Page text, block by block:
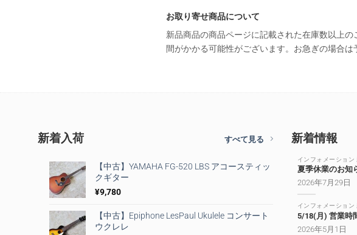
お取り寄せ商品について
新品商品の商品ページに記載された在庫数以上
間がかかる可能性がございます。お急ぎの場合は
新着入荷 すべて見る
【中古】YAMAHA FG-520 LBS アコースティッ
クギター
¥9,780
【中古】Epiphone LesPaul Ukulele コンサート
ウクレレ
新着情報
インフォメーション
夏季休業のお知
2026年7月29日
インフォメーション
5/18(月) 営業時
2026年5月1日